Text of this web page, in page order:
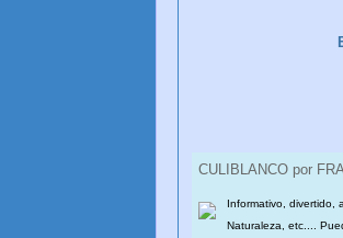
CULIBLANCO por
Informativo, divertido,
Naturaleza, etc....